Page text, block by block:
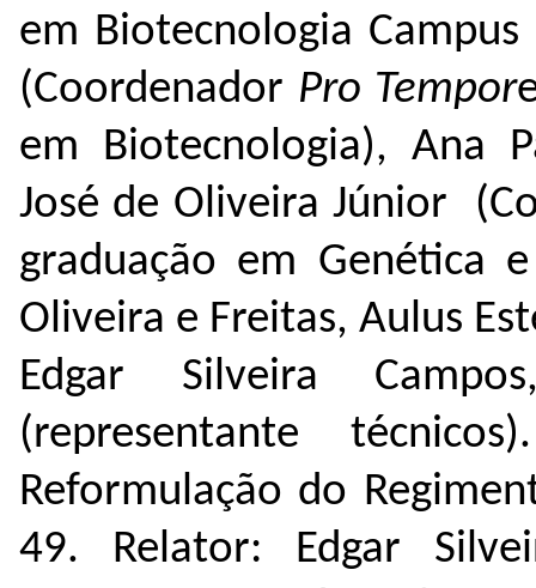
em Biotecnologia
(Coordenador Pro Tempor
em Biotecnologia), Ana
José de Oliveira Júnior
graduação em Genética
Oliveira e Freitas, Aulus
Edgar Silveira
(representante
Reformulação do
49. Relator: Edgar